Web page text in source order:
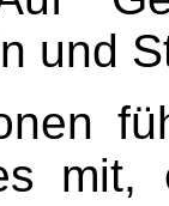
und
mit,